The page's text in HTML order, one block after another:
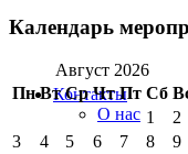
Контакты
О нас
Календарь
Август 2026
Пн Вт Ср Чт Пт Сб
1
2
3
4 5 6 7 8
9